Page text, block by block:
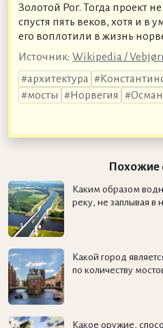
Золотой Рог. Тогда проект
спустя пять веков, хотя и в
его воплотили в жизнь
Источник: Wikipedia /
архитектура
мосты
Норвегия
Похожие
Каким образом
реку, не заплывая в
Какой город
по количеству
Какое оружие,